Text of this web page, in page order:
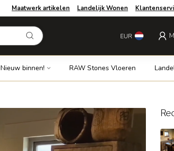
Maatwerk artikelen Landelijk Wonen
EUR
Nieuw binnen! RAW Stones Vloeren